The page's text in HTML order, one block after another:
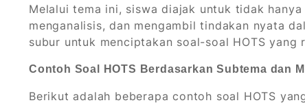
Melalui tema ini, siswa diajak untuk tidak
menganalisis, dan mengambil tindakan nyata
subur untuk menciptakan soal-soal HOTS yang
Contoh Soal HOTS Berdasarkan Subtema dan
Berikut adalah beberapa contoh soal HOTS